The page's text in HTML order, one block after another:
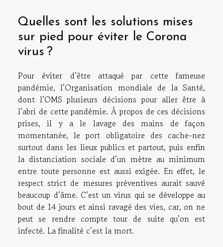
Quelles sont les solutions mises
sur pied pour éviter le Corona
virus ?
Pour éviter d’être attaqué par cette fameuse
pandémie, l’Organisation mondiale de la Santé,
dont l’OMS plusieurs décisions pour aller être à
l’abri de cette pandémie. À propos de ces décisions
prises, il y a le lavage des mains de façon
momentanée, le port obligatoire des cache-nez
surtout dans les lieux publics et partout, puis enfin
la distanciation sociale d’un mètre au minimum
entre toute personne est aussi exigée. En effet, le
respect strict de mesures préventives aurait sauvé
beaucoup d’âme. C’est un virus qui se développe au
bout de 14 jours et ainsi ravagé des vies, car, on ne
peut se rendre compte tour de suite qu’on est
infecté. La finalité c’est la mort.